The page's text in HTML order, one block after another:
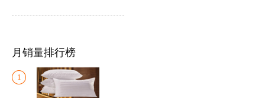
月销量排行榜
1